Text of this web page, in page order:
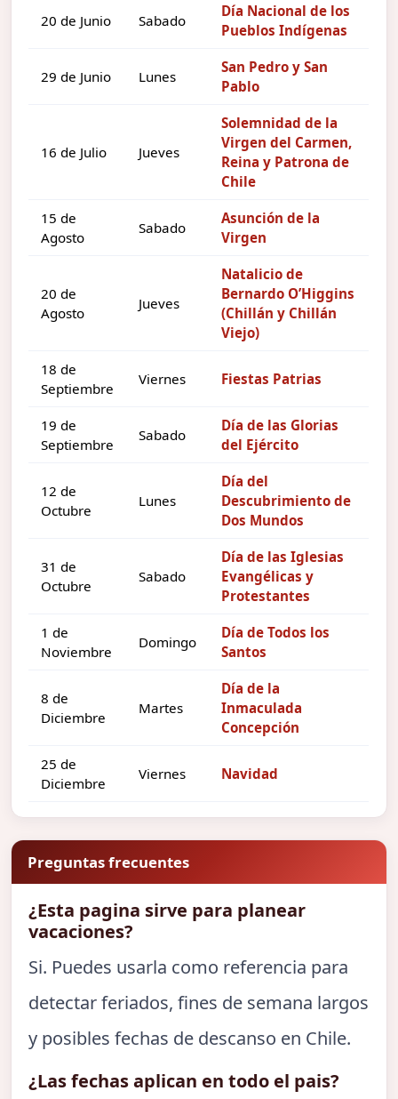
20 de Junio Sabado
Día Nacional de los
Pueblos Indígenas
29 de Junio Lunes
San Pedro y San
Pablo
16 de Julio Jueves
Solemnidad de la
Virgen del Carmen,
Reina y Patrona de
Chile
15 de
Agosto
Sabado
Asunción de la
Virgen
20 de
Agosto
Jueves
Natalicio de
Bernardo O’Higgins
(Chillán y Chillán
Viejo)
18 de
Septiembre
Viernes Fiestas Patrias
19 de
Septiembre
Sabado
Día de las Glorias
del Ejército
12 de
Octubre
Lunes
Día del
Descubrimiento de
Dos Mundos
31 de
Octubre
Sabado
Día de las Iglesias
Evangélicas y
Protestantes
1 de
Noviembre
Domingo
Día de Todos los
Santos
8 de
Diciembre
Martes
Día de la
Inmaculada
Concepción
25 de
Diciembre
Viernes Navidad
Preguntas frecuentes
¿Esta pagina sirve para planear
vacaciones?
Si. Puedes usarla como referencia para
detectar feriados, fines de semana largos
y posibles fechas de descanso en Chile.
¿Las fechas aplican en todo el pais?